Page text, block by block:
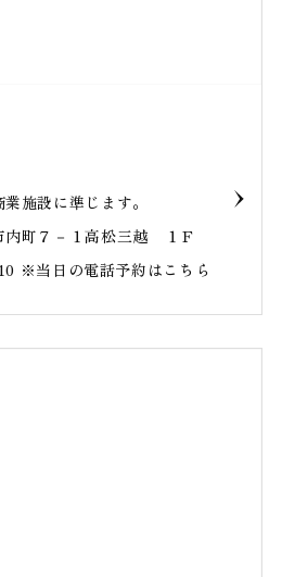
施設に準じます｡
内町７－１高松三越 １Ｆ
※当日の電話予約はこちら